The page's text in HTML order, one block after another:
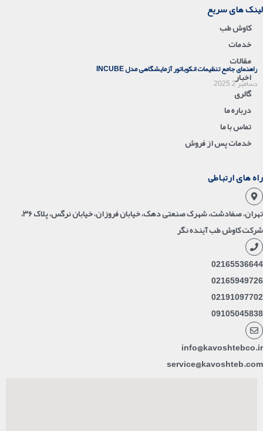
راهنمای جامع تنظیمات انکوباتور آزمایشگاهی مدل INCUBE
دسامبر 2, 2025
لینک های سریع
کاوش طب
خدمات
مقالات
اخبار
گالری
درباره ما
تماس با ما
خدمات پس از فروش
راه های ارتباطی
تهران، صفادشت، شهرک صنعتی دهک، خیابان فروزان، خیابان نرگس، پلاک ۳۶،
شرکت کاوش طب آینده نگر
02165536644
02165949726
02191097702
09105045838
info@kavoshtebco.ir
service@kavoshteb.com